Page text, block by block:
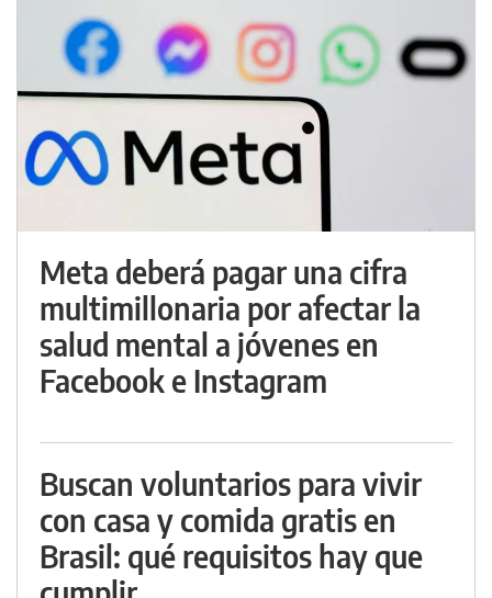
Meta deberá pagar una cifra
multimillonaria por afectar la
salud mental a jóvenes en
Facebook e Instagram
Buscan voluntarios para vivir
con casa y comida gratis en
Brasil: qué requisitos hay que